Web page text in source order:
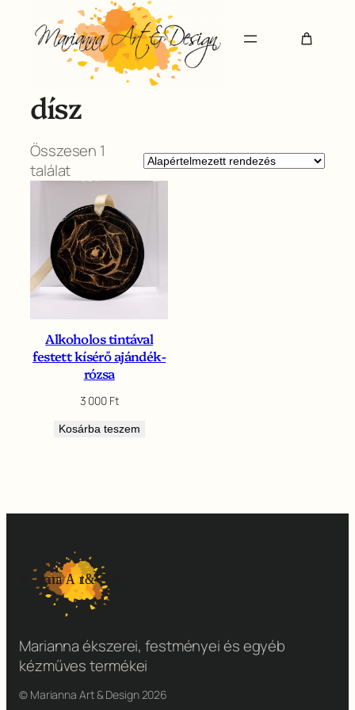
tartalomhoz
dísz
Összesen 1
találat
Alkoholos tintával
festett kísérő ajándék-
rózsa
3 000 Ft
Kosárba teszem
Marianna ékszerei, festményei és egyéb
kézműves termékei
© Marianna Art & Design 2026